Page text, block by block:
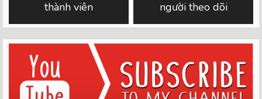
thành viên
người theo dõi